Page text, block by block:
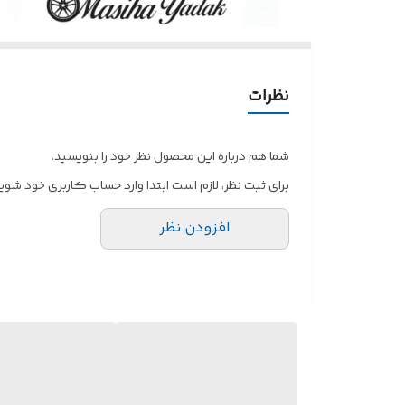
نظرات
شما هم درباره این محصول نظر خود را بنویسید.
برای ثبت نظر، لازم است ابتدا وارد حساب کاربری خود
افزودن نظر